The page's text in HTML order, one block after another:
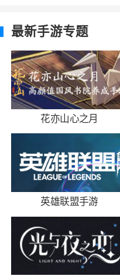
最新手游专题
花亦山心之月
英雄联盟手游